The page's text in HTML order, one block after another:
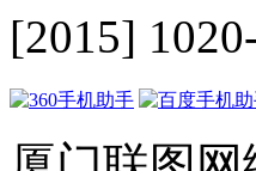
[2015]